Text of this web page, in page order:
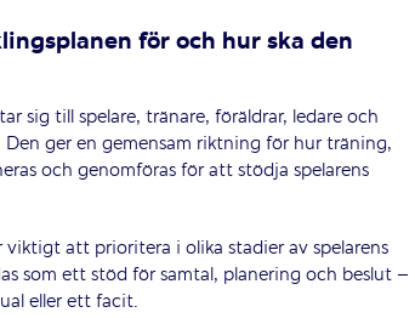
för och hur ska den
sig till spelare, tränare, föräldrar, ledare och
Den ger en gemensam riktning för hur träning,
och genomföras för att stödja spelarens
viktigt att prioritera i olika stadier av spelarens
som ett stöd för samtal, planering och beslut –
eller ett facit.